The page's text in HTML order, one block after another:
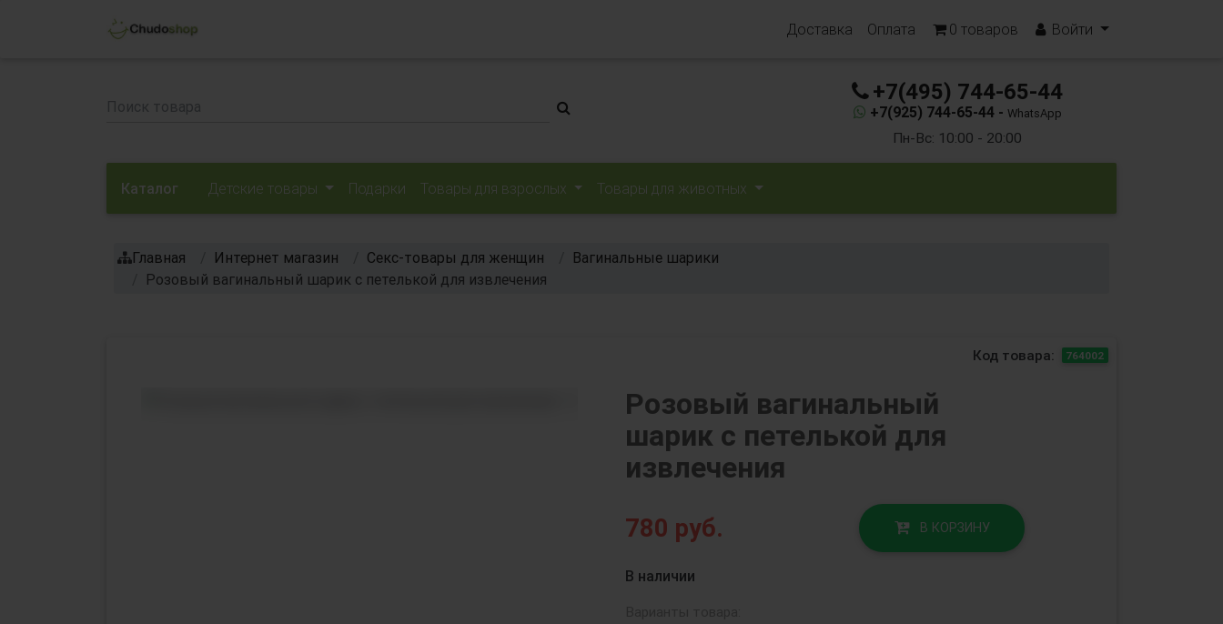
Доставка Оплата 0 товаров Войти
+7(495) 744-65-44
+7(925) 744-65-44 - WhatsApp
Пн-Вс: 10:00 - 20:00
Каталог Детские товары Подарки Товары для взрослых Товары для животных
Главная Интернет магазин Секс-товары для женщин
Вагинальные шарики
Розовый вагинальный шарик с петелькой для извлечения
Код товара: 764002
Розовый вагинальный
шарик с петелькой для
извлечения
780 руб. В КОРЗИНУ
В наличии